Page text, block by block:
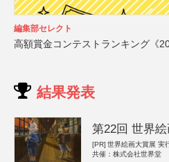
編集部セレクト
高額賞金コンテストランキング《
結果発表
第22回 世界
[PR] 世界絵画大賞展 実
共催：株式会社世界堂